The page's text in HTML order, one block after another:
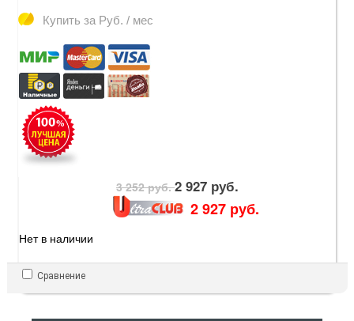
Купить за Руб. / мес
3 252 руб.2 927 руб.
2 927 руб.
Нет в наличии
Сравнение